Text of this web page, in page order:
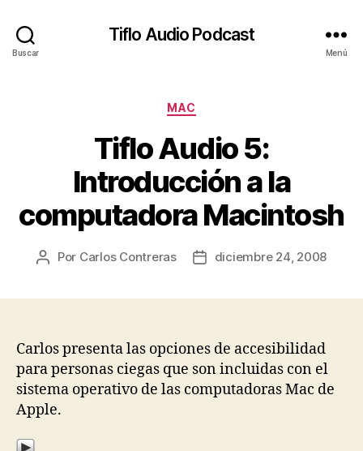
Buscar
Tiflo Audio Podcast
Menú
Categorías
MAC
Tiflo Audio 5:
Introducción a la
computadora Macintosh
Autor
Por Carlos Contreras
Fechadiciembre 24, 2008
Carlos presenta las opciones de accesibilidad
para personas ciegas que son incluidas con el
sistema operativo de las computadoras Mac de
Apple.